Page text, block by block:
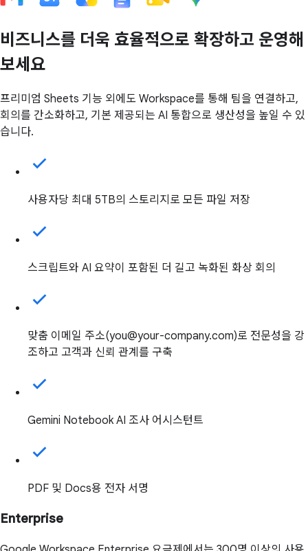
비즈니스를 더욱 효율적으로 확장하고 운영해
보세요
프리미엄 Sheets 기능 외에도 Workspace를 통해 팀을 연결하고,
회의를 간소화하고, 기본 제공되는 AI 통합으로 생산성을 높일 수 있
습니다.
사용자당 최대 5TB의 스토리지로 모든 파일 저장
스크립트와 AI 요약이 포함된 더 길고 녹화된 화상 회의
맞춤 이메일 주소(you@your-company.com)로 전문성을 강
조하고 고객과 신뢰 관계를 구축
Gemini Notebook AI 조사 어시스턴트
PDF 및 Docs용 전자 서명
Enterprise